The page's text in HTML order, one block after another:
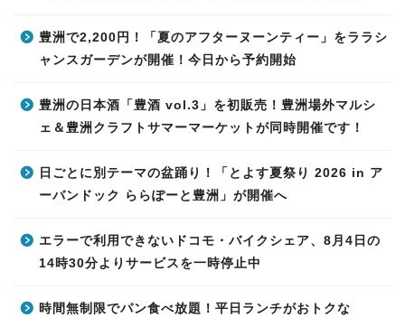
豊洲で2,200円！「夏のアフターヌーンティー」をララシ
ャンスガーデンが開催！今日から予約開始
豊洲の日本酒「豊酒 vol.3」を初販売！豊洲場外マルシ
ェ＆豊洲クラフトサマーマーケットが同時開催です！
日ごとに別テーマの盆踊り！「とよす夏祭り 2026 in ア
ーバンドック ららぽーと豊洲」が開催へ
エラーで利用できないドコモ・バイクシェア、8月4日の
14時30分よりサービスを一時停止中
時間無制限でパン食べ放題！平日ランチがおトクな